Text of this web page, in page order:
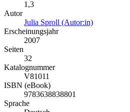
1,3
Autor
Julia Sproll (Autor:in)
Erscheinungsjahr
2007
Seiten
32
Katalognummer
V81011
ISBN (eBook)
9783638838801
Sprache